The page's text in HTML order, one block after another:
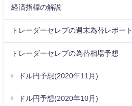
経済指標の解説
トレーダーセレブの週末為替レポート
トレーダーセレブの為替相場予想
ドル円予想(2020年11月)
ドル円予想(2020年10月)